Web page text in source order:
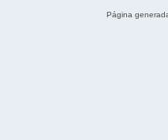
Página